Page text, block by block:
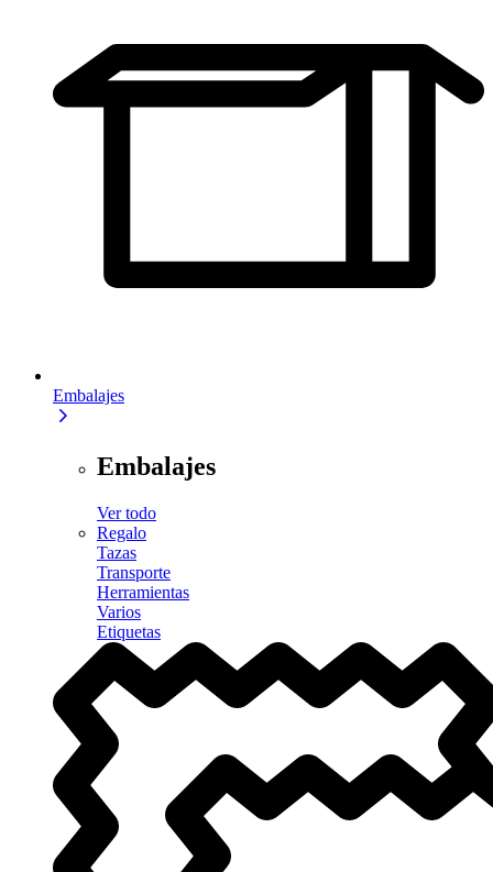
Embalajes
Embalajes
Ver todo
Regalo
Tazas
Transporte
Herramientas
Varios
Etiquetas